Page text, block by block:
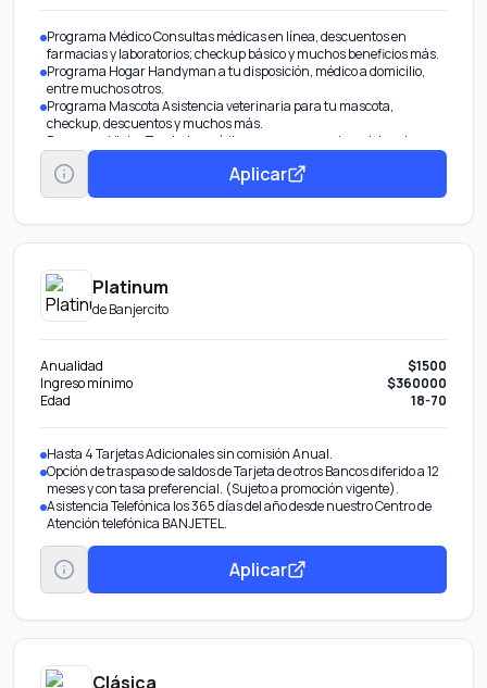
Programa Médico Consultas médicas en línea, descuentos en
farmacias y laboratorios; checkup básico y muchos beneficios más.
Programa Hogar Handyman a tu disposición, médico a domicilio,
entre muchos otros.
Programa Mascota Asistencia veterinaria para tu mascota,
checkup, descuentos y muchos más.
Programa Viajes Traslados médicos por emergencia, asistencia
dental en el extranjero, asesoría legal y más.
Programa Millenials Servicios de Concierge para eventos, tours por
la ciudad y hasta plataforma de cashback.
Aplicar
Platinum
deBanjercito
Anualidad
$1500
Ingreso mínimo
$360000
Edad
18-70
Hasta 4 Tarjetas Adicionales sin comisión Anual.
Opción de traspaso de saldos de Tarjeta de otros Bancos diferido a 12
meses y con tasa preferencial. (Sujeto a promoción vigente).
Asistencia Telefónica los 365 días del año desde nuestro Centro de
Atención telefónica BANJETEL.
Aplicar
Clásica